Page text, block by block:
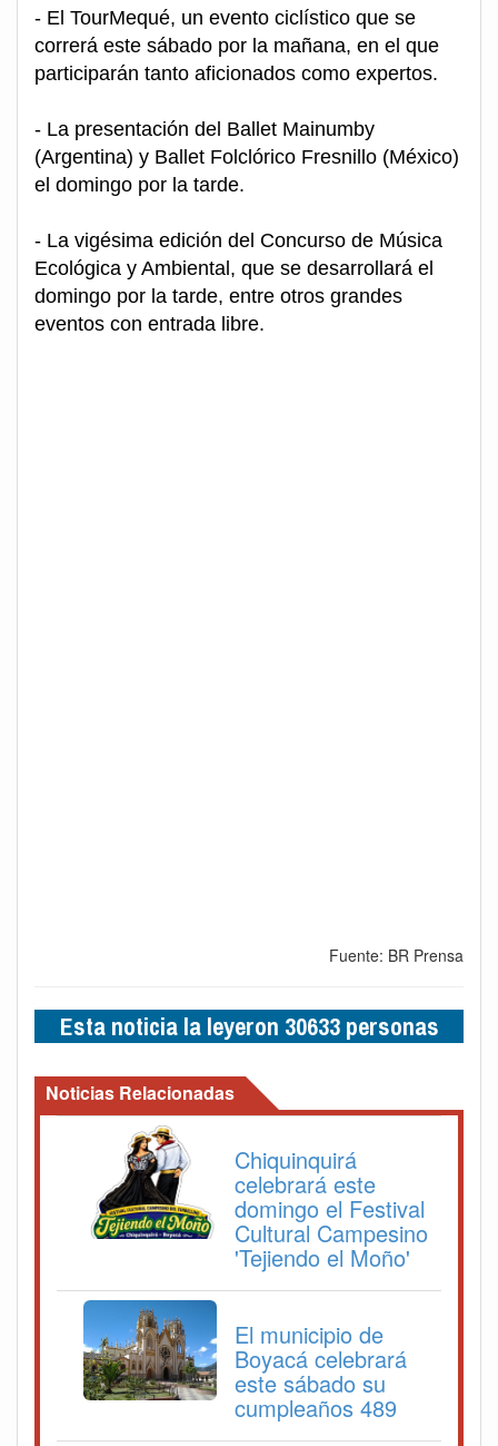
- El TourMequé, un evento ciclístico que se
correrá este sábado por la mañana, en el que
participarán tanto aficionados como expertos.
- La presentación del Ballet Mainumby
(Argentina) y Ballet Folclórico Fresnillo (México)
el domingo por la tarde.
- La vigésima edición del Concurso de Música
Ecológica y Ambiental, que se desarrollará el
domingo por la tarde, entre otros grandes
eventos con entrada libre.
Fuente: BR Prensa
Esta noticia la leyeron 30633 personas
Noticias Relacionadas
Chiquinquirá
celebrará este
domingo el Festival
Cultural Campesino
'Tejiendo el Moño'
El municipio de
Boyacá celebrará
este sábado su
cumpleaños 489